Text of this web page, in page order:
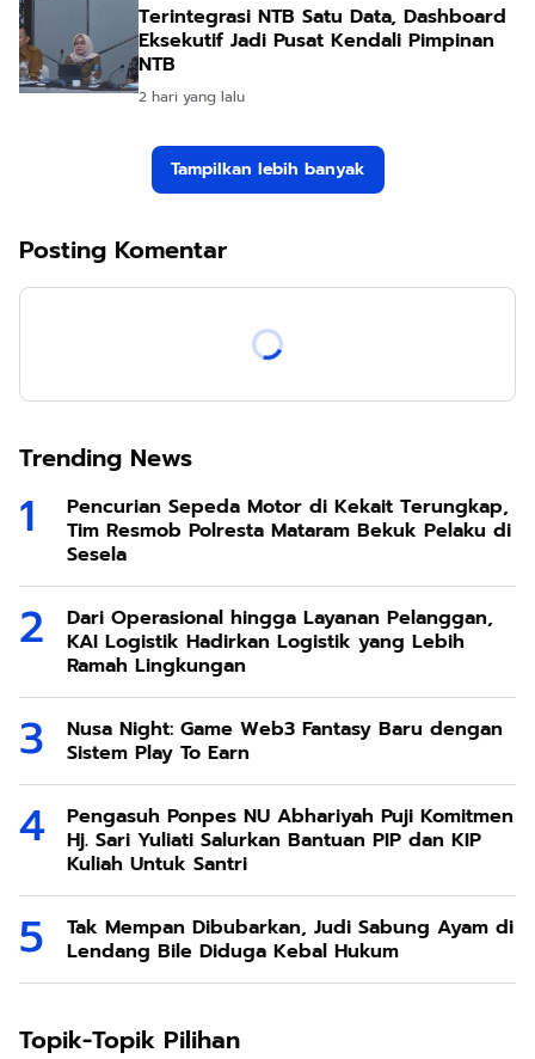
Terintegrasi NTB Satu Data, Dashboard
Eksekutif Jadi Pusat Kendali Pimpinan
NTB
2 hari yang lalu
Tampilkan lebih banyak
Posting Komentar
Trending News
Pencurian Sepeda Motor di Kekait Terungkap,
Tim Resmob Polresta Mataram Bekuk Pelaku di
Sesela
Dari Operasional hingga Layanan Pelanggan,
KAI Logistik Hadirkan Logistik yang Lebih
Ramah Lingkungan
Nusa Night: Game Web3 Fantasy Baru dengan
Sistem Play To Earn
Pengasuh Ponpes NU Abhariyah Puji Komitmen
Hj. Sari Yuliati Salurkan Bantuan PIP dan KIP
Kuliah Untuk Santri
Tak Mempan Dibubarkan, Judi Sabung Ayam di
Lendang Bile Diduga Kebal Hukum
Topik-Topik Pilihan